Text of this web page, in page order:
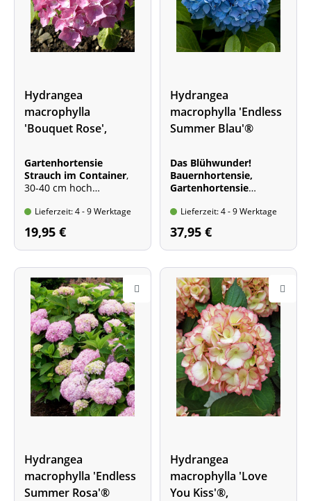
Hydrangea
macrophylla
'Bouquet Rose',
Gartenhortensie
Strauch im Container,
30-40 cm hoch
rosalila
Wuchshöhe: bis 1,3 m
Lieferzeit: 4 - 9 Werktage
19,95 €
Hydrangea
macrophylla 'Endless
Summer Blau'®
Das Blühwunder!
Bauernhortensie,
Gartenhortensie
30-50 cm hoch
Blütefarbe: Blau
Wuchshöhe: bis 1,3 m
Lieferzeit: 4 - 9 Werktage
37,95 €
Hydrangea
macrophylla 'Endless
Summer Rosa'®
Hydrangea
macrophylla 'Love
You Kiss'®,